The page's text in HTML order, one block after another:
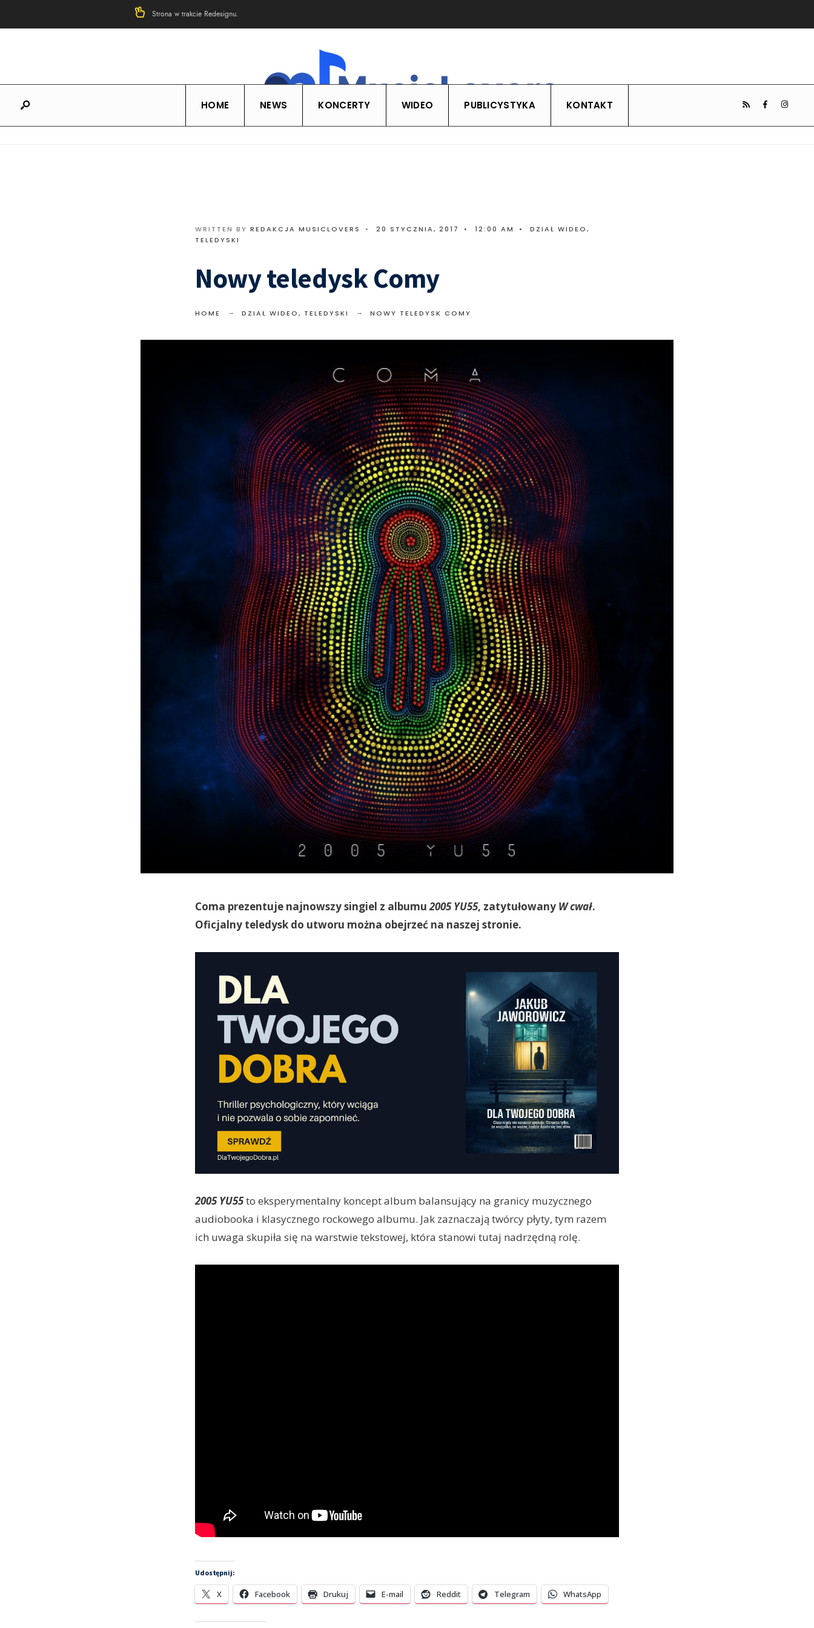
Strona w trakcie Redesignu.
HOME NEWS KONCERTY WIDEO PUBLICYSTYKA KONTAKT
WRITTEN BY REDAKCJA MUSICLOVERS • 20 STYCZNIA, 2017 • 12:00 AM • DZIAŁ WIDEO,
TELEDYSKI
Nowy teledysk Comy
HOME DZIAŁ WIDEO, TELEDYSKI NOWY TELEDYSK COMY
Coma prezentuje najnowszy singiel z albumu2005 YU55, zatytułowany W cwał.
Oficjalny teledysk do utworu można obejrzeć na naszej stronie.
2005 YU55to eksperymentalny koncept album balansujący na granicy muzycznego
audiobooka i klasycznego rockowego albumu. Jak zaznaczają twórcy płyty, tym razem
ich uwaga skupiła się na warstwie tekstowej, która stanowi tutaj nadrzędną rolę.
Udostępnij:
X Facebook Drukuj E-mail Reddit Telegram WhatsApp